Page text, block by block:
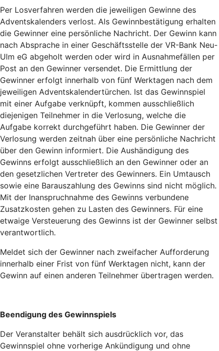
Per Losverfahren werden die jeweiligen Gewinne des
Adventskalenders verlost. Als Gewinnbestätigung erhalten
die Gewinner eine persönliche Nachricht. Der Gewinn kann
nach Absprache in einer Geschäftsstelle der VR-Bank Neu-
Ulm eG abgeholt werden oder wird in Ausnahmefällen per
Post an den Gewinner versendet. Die Ermittlung der
Gewinner erfolgt innerhalb von fünf Werktagen nach dem
jeweiligen Adventskalendertürchen. Ist das Gewinnspiel
mit einer Aufgabe verknüpft, kommen ausschließlich
diejenigen Teilnehmer in die Verlosung, welche die
Aufgabe korrekt durchgeführt haben. Die Gewinner der
Verlosung werden zeitnah über eine persönliche Nachricht
über den Gewinn informiert. Die Aushändigung des
Gewinns erfolgt ausschließlich an den Gewinner oder an
den gesetzlichen Vertreter des Gewinners. Ein Umtausch
sowie eine Barauszahlung des Gewinns sind nicht möglich.
Mit der Inanspruchnahme des Gewinns verbundene
Zusatzkosten gehen zu Lasten des Gewinners. Für eine
etwaige Versteuerung des Gewinns ist der Gewinner selbst
verantwortlich.
Meldet sich der Gewinner nach zweifacher Aufforderung
innerhalb einer Frist von fünf Werktagen nicht, kann der
Gewinn auf einen anderen Teilnehmer übertragen werden.
Beendigung des Gewinnspiels
Der Veranstalter behält sich ausdrücklich vor, das
Gewinnspiel ohne vorherige Ankündigung und ohne